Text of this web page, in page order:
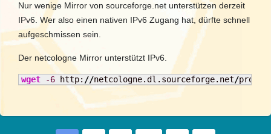
Nur wenige Mirror von sourceforge.net unterstützen derzeit
IPv6. Wer also einen nativen IPv6 Zugang hat, dürfte schnell
aufgeschmissen sein.
Der netcologne Mirror unterstützt IPv6.
wget -6 http: //netcologne.dl.sourceforge.net/